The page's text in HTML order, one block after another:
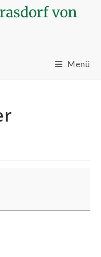
von
Menü